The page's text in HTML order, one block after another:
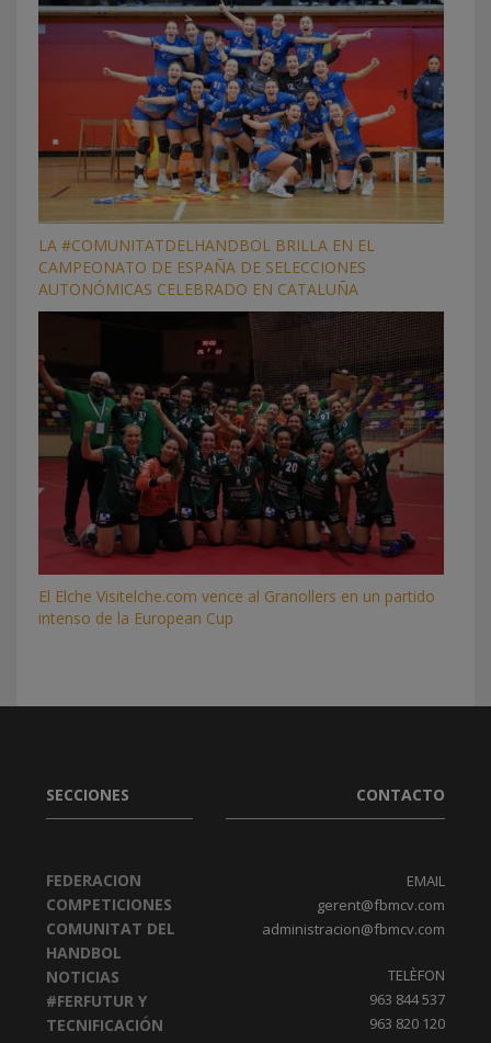
LA #COMUNITATDELHANDBOL BRILLA EN EL
CAMPEONATO DE ESPAÑA DE SELECCIONES
AUTONÓMICAS CELEBRADO EN CATALUÑA
El Elche Visitelche.com vence al Granollers en un partido
intenso de la European Cup
SECCIONES
FEDERACION
COMPETICIONES
COMUNITAT DEL
HANDBOL
NOTICIAS
#FERFUTUR Y
TECNIFICACIÓN
CONTACTO
EMAIL
gerent@fbmcv.com
administracion@fbmcv.com
TELÈFON
963 844 537
963 820 120